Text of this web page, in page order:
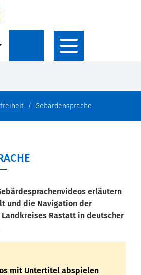
Gebärdensprache
erläutern
und die Navigation der
Rastatt in deutscher
mit Untertitel abspielen